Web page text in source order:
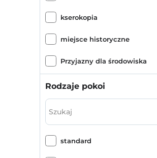
kserokopia
miejsce historyczne
Przyjazny dla środowiska
pokój śniadaniowy
łaźnia turecka
Rodzaje pokoi
standard